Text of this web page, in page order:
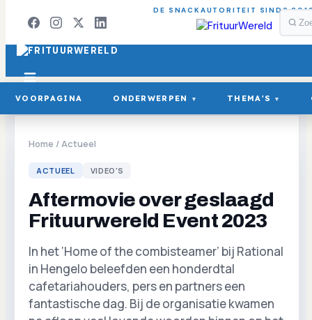
DE SNACKAUTORITEIT SINDS
VOORPAGINA ONDERWERPEN ▾ THEMA'S ▾
Home /Actueel
ACTUEEL VIDEO'S
Aftermovie over geslaagd
Frituurwereld Event 2023
In het ‘Home of the combisteamer’ bij Rational
in Hengelo beleefden een honderdtal
cafetariahouders, pers en partners een
fantastische dag. Bij de organisatie kwamen